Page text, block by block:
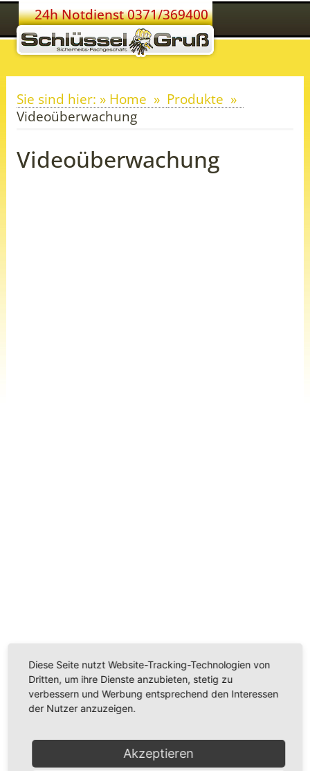
24h Notdienst 0371/369400
Sie sind hier: » Home
Produkte
Videoüberwachung
Videoüberwachung
Diese Seite nutzt Website-Tracking-Technologien von
Dritten, um ihre Dienste anzubieten, stetig zu
verbessern und Werbung entsprechend den Interessen
der Nutzer anzuzeigen.
Akzeptieren